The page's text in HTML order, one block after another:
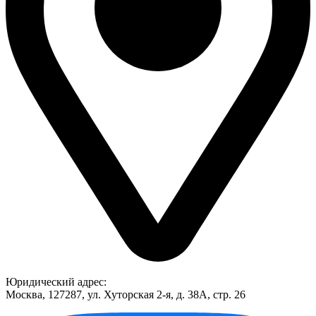
Юридический адрес:
Москва, 127287, ул. Хуторская 2-я, д. 38А, стр. 26